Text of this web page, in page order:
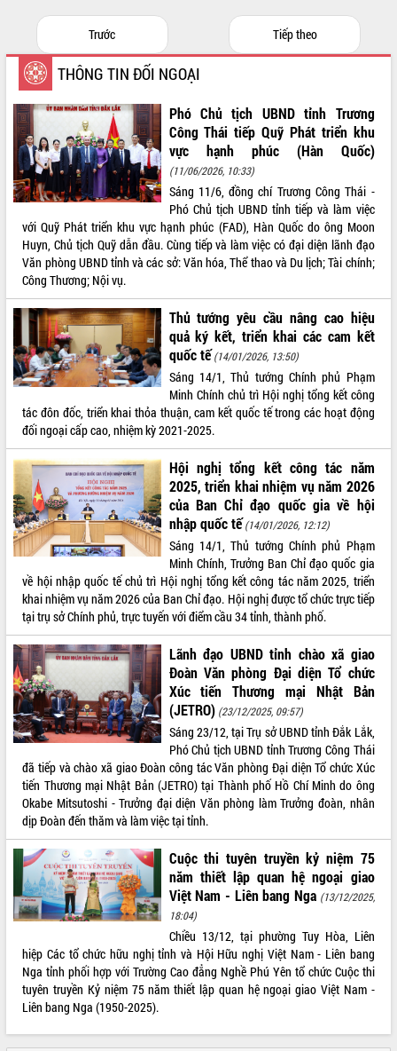
VIDEO
Loading the player...
Trailer Lễ hội Sầu riêng Đắk Lắk năm
2026
Khám bệnh, cấp phát thuốc miễn phí
Hội nghị UBND tỉnh Đắk Lắk thường kỳ
tháng 7/2026
Lễ truy tặng danh hiệu “Bà Mẹ Việt
Nam Anh hùng” và trao Huân chương
Lao động
UBND tỉnh Đắk Lắk triển khai nhiệm
vụ 6 tháng cuối năm 2026
Kỳ họp thứ Hai, Hội đồng nhân dân
tỉnh khóa XI quyết nghị nhiều nội dung
quan trọng
Bí thư Tỉnh ủy Lương Nguyễn Minh
Triết thăm, tặng quà người có công với
cách mạng
Rà soát, hoàn thiện hệ thống thiết chế
văn hóa, thể thao đáp ứng yêu cầu
phát triển mới
Thường trực HĐND tỉnh Đắk Lắk gặp
mặt Đoàn chuyên gia y tế TP. Hồ Chí
Minh
Lễ truy điệu và an táng hài cốt liệt sĩ
tại Nghĩa trang Liệt sĩ xã Sơn Hòa
Bàn giải pháp tháo gỡ khó khăn trong
xuất khẩu sầu riêng và triển khai quy
định EUDR
Thứ trưởng Bộ Nông nghiệp và Môi
trường Nguyễn Hoàng Hiệp khảo sát
vùng trồng và doanh nghiệp đóng gói
Trình diễn nghệ thuật chế biến các
món ăn từ sầu riêng
Đắk Lắk công bố Quy hoạch và xúc
tiến đầu tư tỉnh
ALBUM ẢNH
LIÊN KẾT WEB
THỐNG KÊ TRUY CẬP
Hôm nay: 15413
Tất cả:
66101081
Trước Tiếp theo
THÔNG TIN ĐỐI NGOẠI
Phó Chủ tịch UBND tỉnh Trương
Công Thái tiếp Quỹ Phát triển khu
vực hạnh phúc (Hàn Quốc)
(11/06/2026, 10:33)
Sáng 11/6, đồng chí Trương Công Thái -
Phó Chủ tịch UBND tỉnh tiếp và làm việc
với Quỹ Phát triển khu vực hạnh phúc (FAD), Hàn Quốc do ông Moon
Huyn, Chủ tịch Quỹ dẫn đầu. Cùng tiếp và làm việc có đại diện lãnh đạo
Văn phòng UBND tỉnh và các sở: Văn hóa, Thể thao và Du lịch; Tài chính;
Công Thương; Nội vụ.
Thủ tướng yêu cầu nâng cao hiệu
quả ký kết, triển khai các cam kết
quốc tế (14/01/2026, 13:50)
Sáng 14/1, Thủ tướng Chính phủ Phạm
Minh Chính chủ trì Hội nghị tổng kết công
tác đôn đốc, triển khai thỏa thuận, cam kết quốc tế trong các hoạt động
đối ngoại cấp cao, nhiệm kỳ 2021-2025.
Hội nghị tổng kết công tác năm
2025, triển khai nhiệm vụ năm 2026
của Ban Chỉ đạo quốc gia về hội
nhập quốc tế (14/01/2026, 12:12)
Sáng 14/1, Thủ tướng Chính phủ Phạm
Minh Chính, Trưởng Ban Chỉ đạo quốc gia
về hội nhập quốc tế chủ trì Hội nghị tổng kết công tác năm 2025, triển
khai nhiệm vụ năm 2026 của Ban Chỉ đạo. Hội nghị được tổ chức trực tiếp
tại trụ sở Chính phủ, trực tuyến với điểm cầu 34 tỉnh, thành phố.
Lãnh đạo UBND tỉnh chào xã giao
Đoàn Văn phòng Đại diện Tổ chức
Xúc tiến Thương mại Nhật Bản
(JETRO) (23/12/2025, 09:57)
Sáng 23/12, tại Trụ sở UBND tỉnh Đắk Lắk,
Phó Chủ tịch UBND tỉnh Trương Công Thái
đã tiếp và chào xã giao Đoàn công tác Văn phòng Đại diện Tổ chức Xúc
tiến Thương mại Nhật Bản (JETRO) tại Thành phố Hồ Chí Minh do ông
Okabe Mitsutoshi - Trưởng đại diện Văn phòng làm Trưởng đoàn, nhân
dịp Đoàn đến thăm và làm việc tại tỉnh.
Cuộc thi tuyên truyền kỷ niệm 75
năm thiết lập quan hệ ngoại giao
Việt Nam - Liên bang Nga (13/12/2025,
18:04)
Chiều 13/12, tại phường Tuy Hòa, Liên
hiệp Các tổ chức hữu nghị tỉnh và Hội Hữu nghị Việt Nam - Liên bang
Nga tỉnh phối hợp với Trường Cao đẳng Nghề Phú Yên tổ chức Cuộc thi
tuyên truyền Kỷ niệm 75 năm thiết lập quan hệ ngoại giao Việt Nam -
Liên bang Nga (1950-2025).